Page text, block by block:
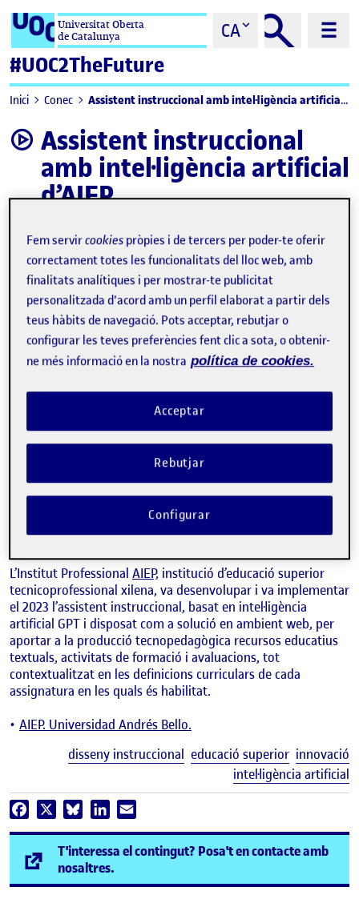
Saltar al contingutUniversitat Oberta
de Catalunya
CA
#UOC2TheFuture
Inici Conec Assistent instruccional amb intel·ligència artificial d’AIEP
video Assistent instruccional
amb intel·ligència artificial
d’AIEP
MARCELO ANDRÉS SÁENZ CORREA / ALEJANDRA TEODORA MUÑOZ
FUENTES
Director nacional de Desenvolupament Acadèmic i sotsdirectora de
Disseny i Desenvolupament Tecnopedagògic de la Direcció Nacional de
Desenvolupament Acadèmic del Vicerectorat Acadèmic de l'Institut
Professional AIEP, Xile
L’Institut Professional AIEP, institució d’educació superior
tecnicoprofessional xilena, va desenvolupar i va implementar
el 2023 l’assistent instruccional, basat en intel·ligència
artificial GPT i disposat com a solució en ambient web, per
aportar a la producció tecnopedagògica recursos educatius
textuals, activitats de formació i avaluacions, tot
contextualitzat en les definicions curriculars de cada
assignatura en les quals és habilitat.
AIEP. Universidad Andrés Bello.
disseny instruccional educació superior innovació
intel·ligència artificial
Facebook BlueskyLinkedIn
T'interessa el contingut? Posa't en contacte amb
nosaltres.
Fem servircookies pròpies i de tercers per poder-te oferir
correctament totes les funcionalitats del lloc web, amb
finalitats analítiques i per mostrar-te publicitat
personalitzada d'acord amb un perfil elaborat a partir dels
teus hàbits de navegació. Pots acceptar, rebutjar o
configurar les teves preferències fent clic a sota, o obtenir-
ne més informació en la nostra política de cookies.
Rebutjar
Acceptar
Configurar